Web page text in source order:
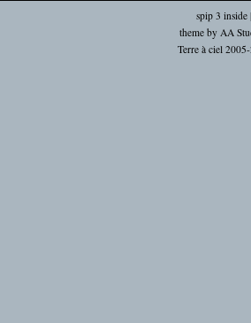
spip 3 inside
theme by AA
Terre à ciel